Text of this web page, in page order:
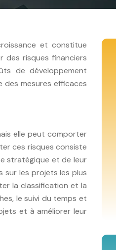
et constitue
des risques financiers
de développement
mesures efficaces
elle peut comporter
ces risques consiste
stratégique et de leur
sur les projets les plus
la classification et la
le suivi du temps et
et à améliorer leur